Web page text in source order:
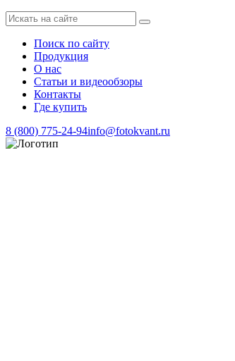
Поиск по сайту
Продукция
О нас
Статьи и видеообзоры
Контакты
Где купить
8 (800) 775-24-94info@fotokvant.ru